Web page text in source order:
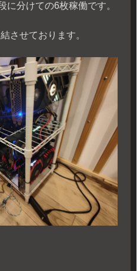
に分けての6枚稼働です。
させております。